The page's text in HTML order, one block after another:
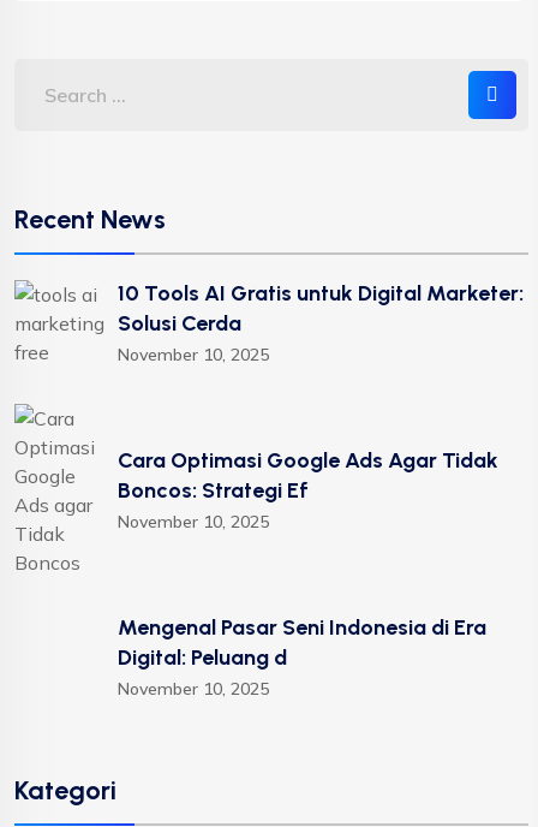
Recent News
10 Tools AI Gratis untuk Digital Marketer:
Solusi Cerda
November 10, 2025
Cara Optimasi Google Ads Agar Tidak
Boncos: Strategi Ef
November 10, 2025
Mengenal Pasar Seni Indonesia di Era
Digital: Peluang d
November 10, 2025
Kategori